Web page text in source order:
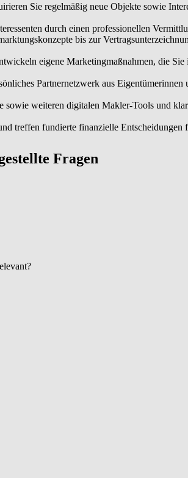
Sie regelmäßig neue Objekte sowie
durch einen professionellen
bis zur
eigene Marketingmaßnahmen, die
Partnernetzwerk aus
weiteren digitalen Makler-Tools und
treffen fundierte finanzielle
Fragen